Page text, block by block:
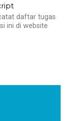
daftar tugas
ini di website